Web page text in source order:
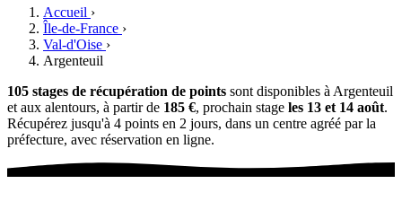
Accueil ›
Île-de-France ›
Val-d'Oise ›
Argenteuil
105 stages de récupération de points sont disponibles à Argenteuil
et aux alentours, à partir de 185 €, prochain stage les 13 et 14 août.
Récupérez jusqu'à 4 points en 2 jours, dans un centre agréé par la
préfecture, avec réservation en ligne.